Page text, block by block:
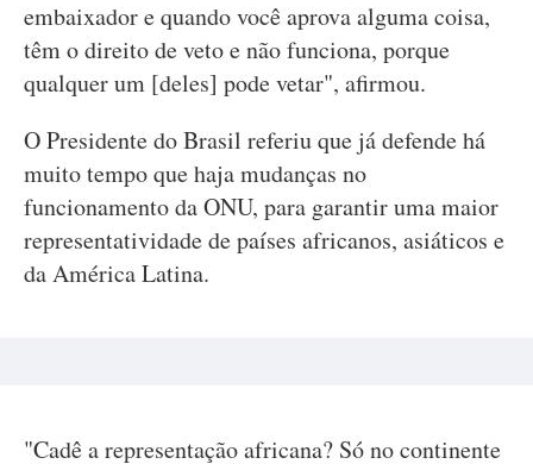
embaixador e quando você aprova alguma coisa,
têm o direito de veto e não funciona, porque
qualquer um [deles] pode vetar", afirmou.
O Presidente do Brasil referiu que já defende há
muito tempo que haja mudanças no
funcionamento da ONU, para garantir uma maior
representatividade de países africanos, asiáticos e
da América Latina.
"Cadê a representação africana? Só no continente